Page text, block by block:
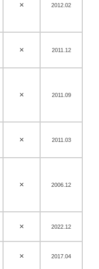
× 2012.02
× 2011.12
× 2011.09
× 2011.03
× 2006.12
× 2022.12
× 2017.04